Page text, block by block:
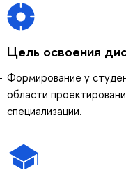
Цель освоения
Формирование у
области
специализации.